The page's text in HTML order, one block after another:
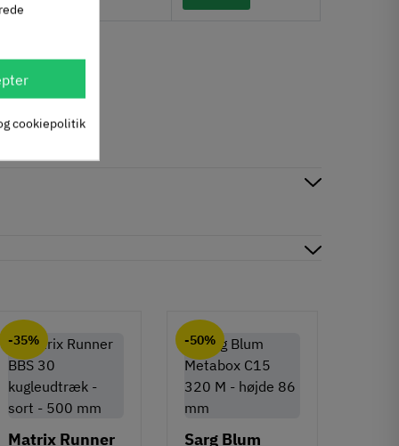
-35%
Matrix Runner
-50%
Sarg Blum
cookiepolitik